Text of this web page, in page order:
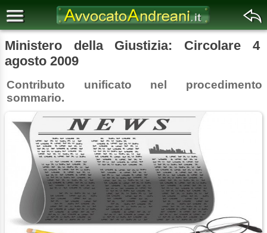
Ministero della Giustizia: Circolare 4
agosto 2009
Contributo unificato nel procedimento
sommario.